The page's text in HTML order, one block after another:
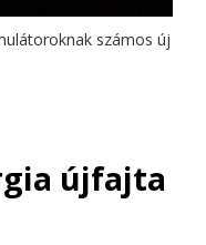
számos új
újfajta